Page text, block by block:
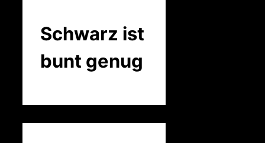
Schwarz ist
bunt genug